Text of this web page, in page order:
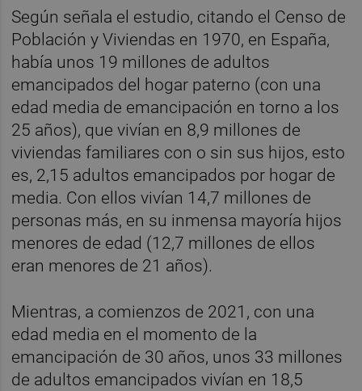
Según señala el estudio, citando el Censo de
Población y Viviendas en 1970, en España,
había unos 19 millones de adultos
emancipados del hogar paterno (con una
edad media de emancipación en torno a los
25 años), que vivían en 8,9 millones de
viviendas familiares con o sin sus hijos, esto
es, 2,15 adultos emancipados por hogar de
media. Con ellos vivían 14,7 millones de
personas más, en su inmensa mayoría hijos
menores de edad (12,7 millones de ellos
eran menores de 21 años).
Mientras, a comienzos de 2021, con una
edad media en el momento de la
emancipación de 30 años, unos 33 millones
de adultos emancipados vivían en 18,5